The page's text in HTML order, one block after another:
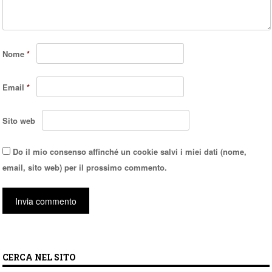
Nome*
Email*
Sito web
Do il mio consenso affinché un cookie salvi i miei dati (nome,
email, sito web) per il prossimo commento.
CERCA NEL SITO